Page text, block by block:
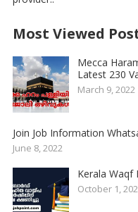
Most Viewed
Mecca
Latest 230
March 9, 2022
Join Job Information
June 8, 2022
Kerala Waqf
October 1,